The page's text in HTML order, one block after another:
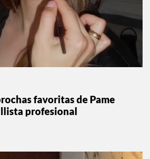
favoritas de Pame
profesional